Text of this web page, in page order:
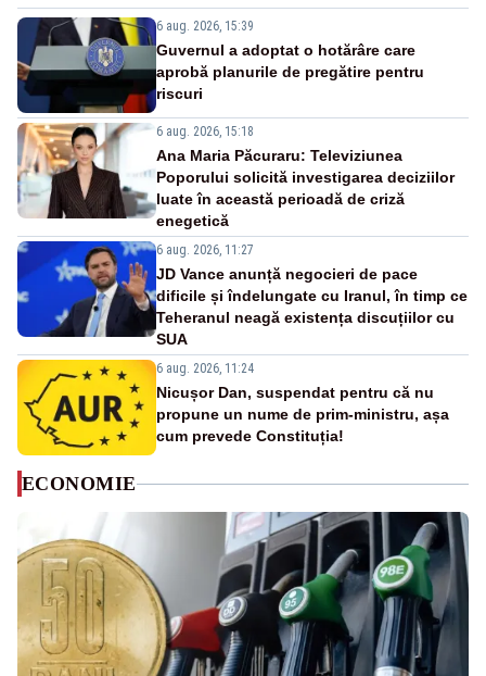
6 aug. 2026, 15:39
Guvernul a adoptat o hotărâre care
aprobă planurile de pregătire pentru
riscuri
6 aug. 2026, 15:18
Ana Maria Păcuraru: Televiziunea
Poporului solicită investigarea deciziilor
luate în această perioadă de criză
enegetică
6 aug. 2026, 11:27
JD Vance anunță negocieri de pace
dificile și îndelungate cu Iranul, în timp ce
Teheranul neagă existența discuțiilor cu
SUA
6 aug. 2026, 11:24
Nicușor Dan, suspendat pentru că nu
propune un nume de prim-ministru, așa
cum prevede Constituția!
ECONOMIE